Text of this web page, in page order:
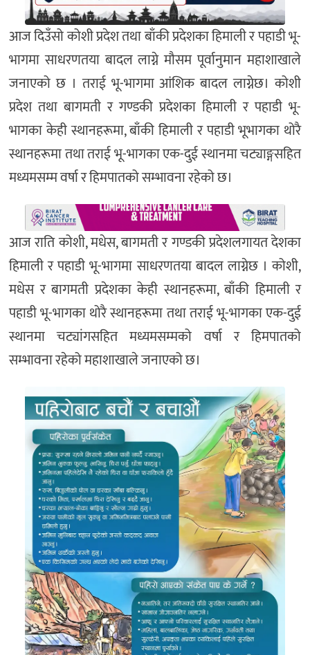
आज दिउँसो कोशी प्रदेश तथा बाँकी प्रदेशका हिमाली र पहाडी भू-
भागमा साधरणतया बादल लाग्ने मौसम पूर्वानुमान महाशाखाले
जनाएको छ । तराई भू-भागमा आंशिक बादल लाग्नेछ। कोशी
प्रदेश तथा बागमती र गण्डकी प्रदेशका हिमाली र पहाडी भू-
भागका केही स्थानहरूमा, बाँकी हिमाली र पहाडी भूभागका थोरै
स्थानहरूमा तथा तराई भू-भागका एक-दुई स्थानमा चट्याङ्गसहित
मध्यमसम्म वर्षा र हिमपातको सम्भावना रहेको छ।
आज राति कोशी, मधेस, बागमती र गण्डकी प्रदेशलगायत देशका
हिमाली र पहाडी भू-भागमा साधरणतया बादल लाग्नेछ । कोशी,
मधेस र बागमती प्रदेशका केही स्थानहरूमा, बाँकी हिमाली र
पहाडी भू-भागका थोरै स्थानहरूमा तथा तराई भू-भागका एक-दुई
स्थानमा चट्यांगसहित मध्यमसम्मको वर्षा र हिमपातको
सम्भावना रहेको महाशाखाले जनाएको छ।